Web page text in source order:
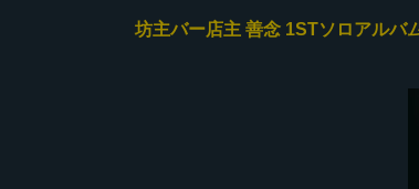
坊主バー店主 善念 1STソロアルバ